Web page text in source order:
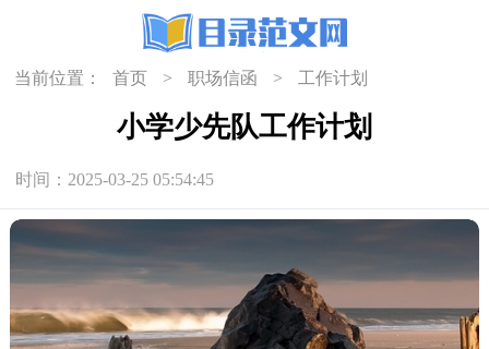
当前位置： 首页 > 职场信函 > 工作计划
小学少先队工作计划
时间：2025-03-25 05:54:45